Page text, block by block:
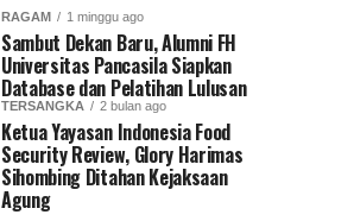
RAGAM 1 minggu ago
Sambut Dekan Baru, Alumni FH
Universitas Pancasila Siapkan
Database dan Pelatihan Lulusan
TERSANGKA 2 bulan ago
Ketua Yayasan Indonesia Food
Security Review, Glory Harimas
Sihombing Ditahan Kejaksaan
Agung